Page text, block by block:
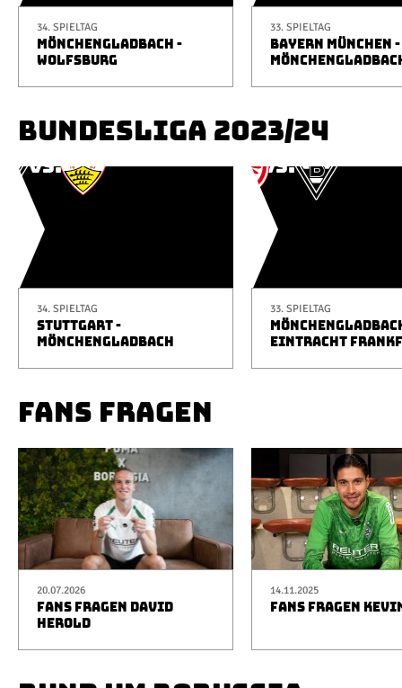
34. SPIELTAG
MÖNCHENGLADBACH -
WOLFSBURG
33. SPIELTAG
BAYERN MÜNCHEN -
BUNDESLIGA 2023/24
34. SPIELTAG
STUTTGART -
MÖNCHENGLADBACH
33. SPIELTAG
EINTRACHT
FANS FRAGEN
20.07.2026
FANS FRAGEN DAVID
HEROLD
14.11.2025
FANS FRAGEN